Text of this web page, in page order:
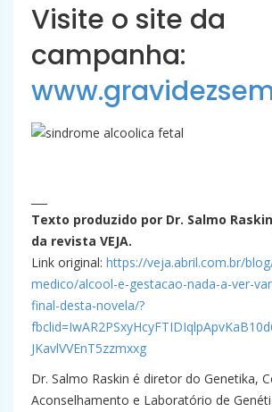
Visite o site da
campanha:
Texto produzido por Dr. Salmo
da revista VEJA.
Link original: https://veja.abril.com.br/
medico/alcool-e-gestacao-nada-a-ver-
final-desta-novela/?
JKavlVVEnT5zzmxxg
Dr. Salmo Raskin é diretor do Genetika,
Aconselhamento e Laboratório de